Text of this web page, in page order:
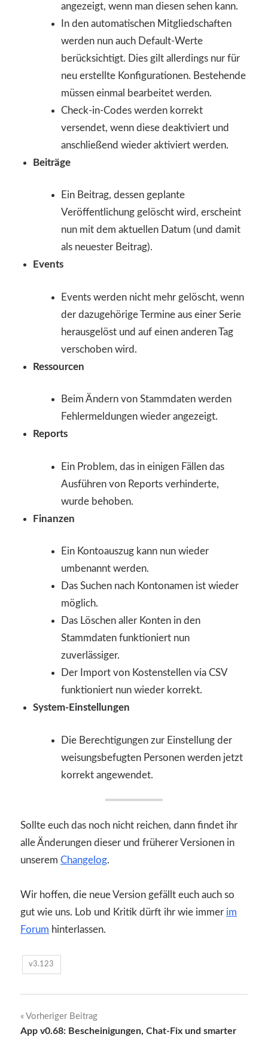
angezeigt, wenn man diesen sehen kann.
In den automatischen Mitgliedschaften
werden nun auch Default-Werte
berücksichtigt. Dies gilt allerdings nur für
neu erstellte Konfigurationen. Bestehende
müssen einmal bearbeitet werden.
Check-in-Codes werden korrekt
versendet, wenn diese deaktiviert und
anschließend wieder aktiviert werden.
Beiträge
Ein Beitrag, dessen geplante
Veröffentlichung gelöscht wird, erscheint
nun mit dem aktuellen Datum (und damit
als neuester Beitrag).
Events
Events werden nicht mehr gelöscht, wenn
der dazugehörige Termine aus einer Serie
herausgelöst und auf einen anderen Tag
verschoben wird.
Ressourcen
Beim Ändern von Stammdaten werden
Fehlermeldungen wieder angezeigt.
Reports
Ein Problem, das in einigen Fällen das
Ausführen von Reports verhinderte,
wurde behoben.
Finanzen
Ein Kontoauszug kann nun wieder
umbenannt werden.
Das Suchen nach Kontonamen ist wieder
möglich.
Das Löschen aller Konten in den
Stammdaten funktioniert nun
zuverlässiger.
Der Import von Kostenstellen via CSV
funktioniert nun wieder korrekt.
System-Einstellungen
Die Berechtigungen zur Einstellung der
weisungsbefugten Personen werden jetzt
korrekt angewendet.
Sollte euch das noch nicht reichen, dann findet ihr
alle Änderungen dieser und früherer Versionen in
unserem Changelog.
Wir hoffen, die neue Version gefällt euch auch so
gut wie uns. Lob und Kritik dürft ihr wie immer im
Forum hinterlassen.
v3.123
Beitragsnavigation
Vorheriger Beitrag
App v0.68: Bescheinigungen, Chat-Fix und smarter